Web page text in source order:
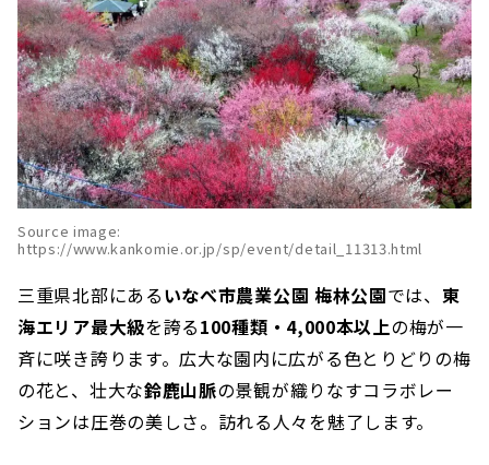
If you want to enjoy plum blossoms in
Okazaki City, "Minami Park Plum
Festival"|Okazaki City
"Iwazu Tenmangu Shrine Plum Festival"
dedicated to Sugawara no Michizane
Largest class in the Tokai area! "Inabe Plum
Festival" | Inabe City
Suzuka Forest Garden "Weeping Plum
Festival"｜Suzuka City
"Yuki Shrine Plum''｜Tsu City
Hinaga plum grove in Nanbu Kyuryo Park, the
largest multi-purpose park in Yokkaichi city
｜Yokkaichi city
Gifu Prefecture's No. 1 Plum Blossom Spot
"Plum Grove Park''｜Gifu City
Source image:
https://www.kankomie.or.jp/sp/event/detail_11313.html
三重県北部にあるいなべ市農業公園 梅林公園では、 東
海エリア最大級を誇る100種類・4,000本以上の梅が一
斉に咲き誇ります。広大な園内に広がる色とりどりの梅
の花と、壮大な鈴鹿山脈の景観が織りなすコラボレー
ションは圧巻の美しさ。訪れる人々を魅了します。